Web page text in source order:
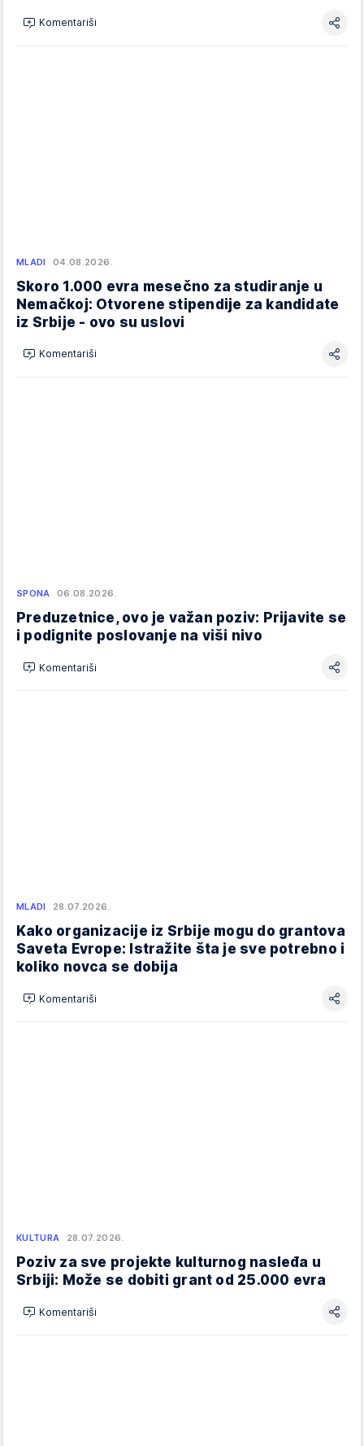
Komentariši
MLADI 04.08.2026.
Skoro 1.000 evra mesečno za studiranje u
Nemačkoj: Otvorene stipendije za kandidate
iz Srbije - ovo su uslovi
Komentariši
SPONA 06.08.2026.
Preduzetnice, ovo je važan poziv: Prijavite se
i podignite poslovanje na viši nivo
Komentariši
MLADI 28.07.2026.
Kako organizacije iz Srbije mogu do grantova
Saveta Evrope: Istražite šta je sve potrebno i
koliko novca se dobija
Komentariši
KULTURA 28.07.2026.
Poziv za sve projekte kulturnog nasleđa u
Srbiji: Može se dobiti grant od 25.000 evra
Komentariši